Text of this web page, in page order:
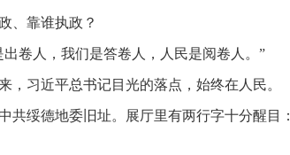
、靠谁执政？
出卷人，我们是答卷人，人民是阅卷人。”
，习近平总书记目光的落点，始终在人民。
共绥德地委旧址。展厅里有两行字十分醒目：